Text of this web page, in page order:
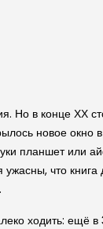
Но в конце ХХ
новое окно
планшет или
что книга
ходить: ещё